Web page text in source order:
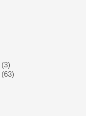
(3)
(63)